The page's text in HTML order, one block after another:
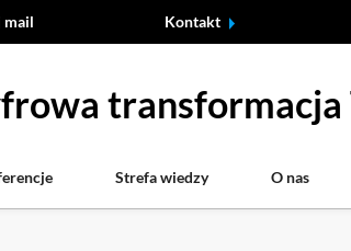
mail Kontakt
transformacja
Strefa wiedzy O nas